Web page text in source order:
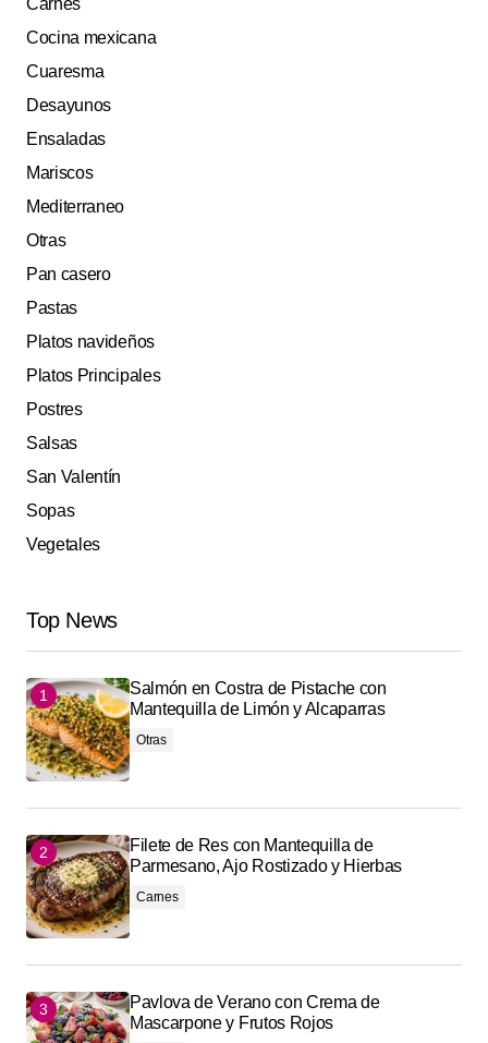
Carnes
Cocina mexicana
Cuaresma
Desayunos
Ensaladas
Mariscos
Mediterraneo
Otras
Pan casero
Pastas
Platos navideños
Platos Principales
Postres
Salsas
San Valentín
Sopas
Vegetales
Top News
Salmón en Costra de Pistache con
Mantequilla de Limón y Alcaparras
Otras
Filete de Res con Mantequilla de
Parmesano, Ajo Rostizado y Hierbas
Carnes
Pavlova de Verano con Crema de
Mascarpone y Frutos Rojos